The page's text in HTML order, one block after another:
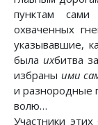
пунктам
охваченных
указывавшие,
былаихбитва за
избраны ими
и разнородные
волю…
Участники